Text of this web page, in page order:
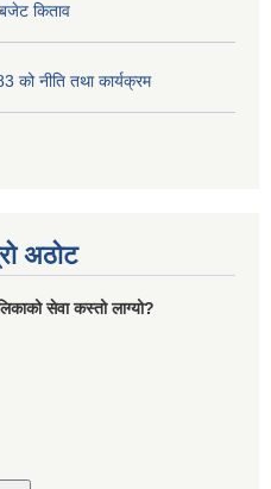
किताव
को नीति तथा कार्यक्रम
अठोट
सेवा कस्तो लाग्यो?